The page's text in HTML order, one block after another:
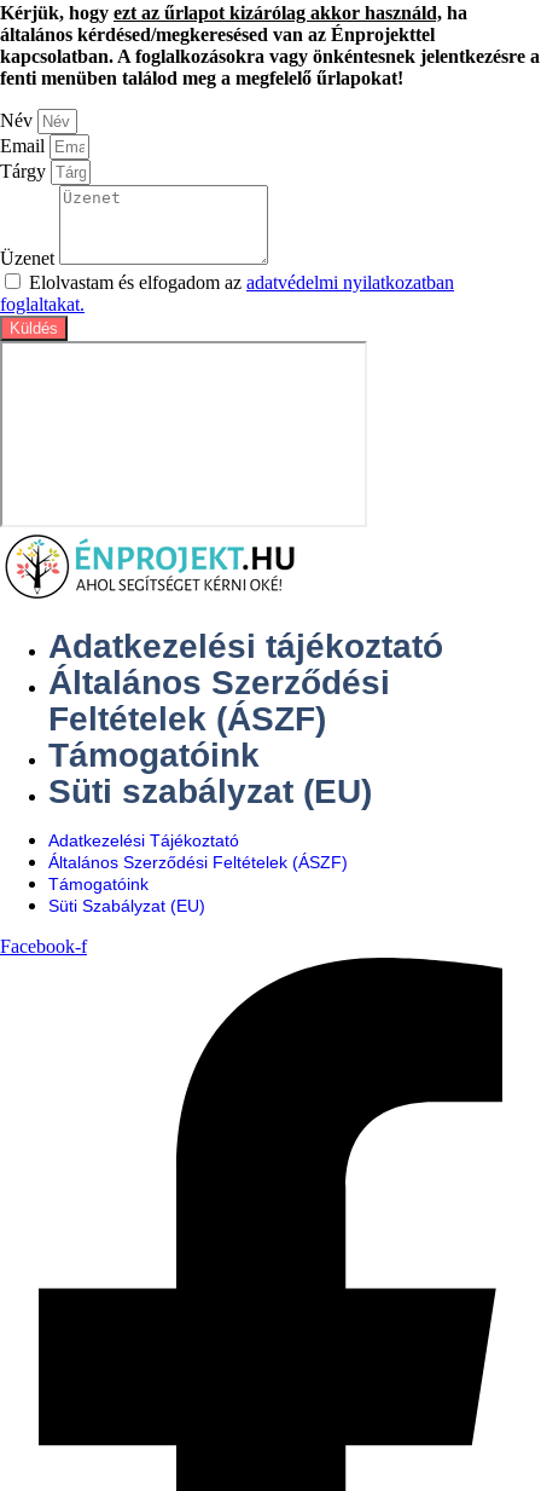
Kérjük, hogy ezt az űrlapot kizárólag akkor használd, ha
általános kérdésed/megkeresésed van az Énprojekttel
kapcsolatban. A foglalkozásokra vagy önkéntesnek jelentkezésre a
fenti menüben találod meg a megfelelő űrlapokat!
Név
Email
Tárgy
Üzenet
Elolvastam és elfogadom az adatvédelmi nyilatkozatban
foglaltakat.
Küldés
Adatkezelési tájékoztató
Általános Szerződési
Feltételek (ÁSZF)
Támogatóink
Süti szabályzat (EU)
Adatkezelési Tájékoztató
Általános Szerződési Feltételek (ÁSZF)
Támogatóink
Süti Szabályzat (EU)
Facebook-f